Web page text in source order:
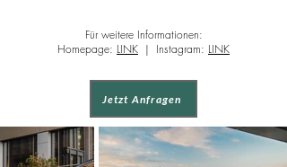
Für weitere Informationen:
Homepage: LINK | Instagram: LINK
Jetzt Anfragen